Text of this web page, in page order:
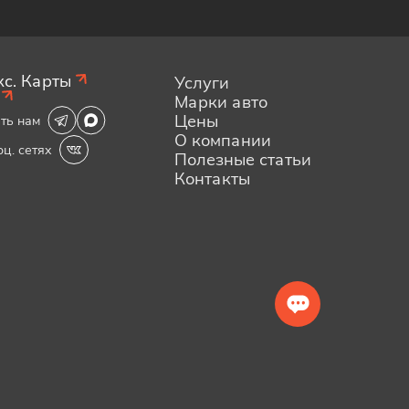
Карты
нам
сетях
Услуги
Марки авто
Цены
О компании
Полезные статьи
Контакты